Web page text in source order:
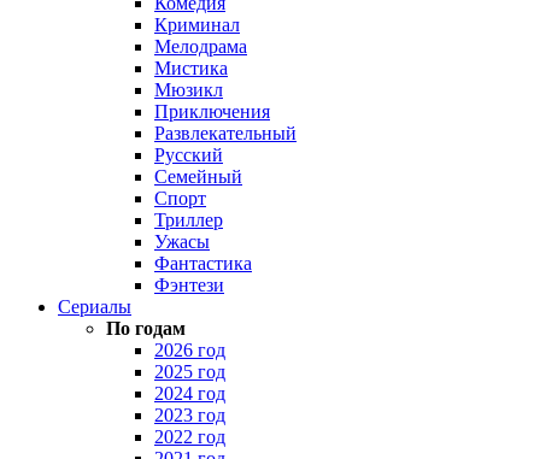
Криминал
Мелодрама
Мистика
Мюзикл
Приключения
Развлекательный
Русский
Семейный
Спорт
Триллер
Ужасы
Фантастика
Фэнтези
Сериалы
По годам
2026 год
2025 год
2024 год
2023 год
2022 год